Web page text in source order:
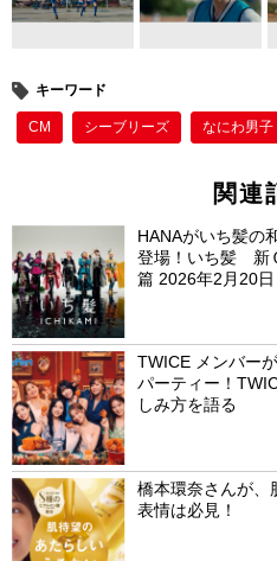
o
k
キーワード
CM シーブリーズ なにわ男子
関連
HANAがいち髪の
登場！いち髪 新
篇 2026年2月20日
TWICE メンバー
パーティー！
しみ方を語る
橋本環奈さんが、
表情は必見！